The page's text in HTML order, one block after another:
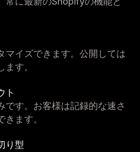
マイズできます。公開しては
す。
ト
です。お客様は記録的な速さ
ます。
り型